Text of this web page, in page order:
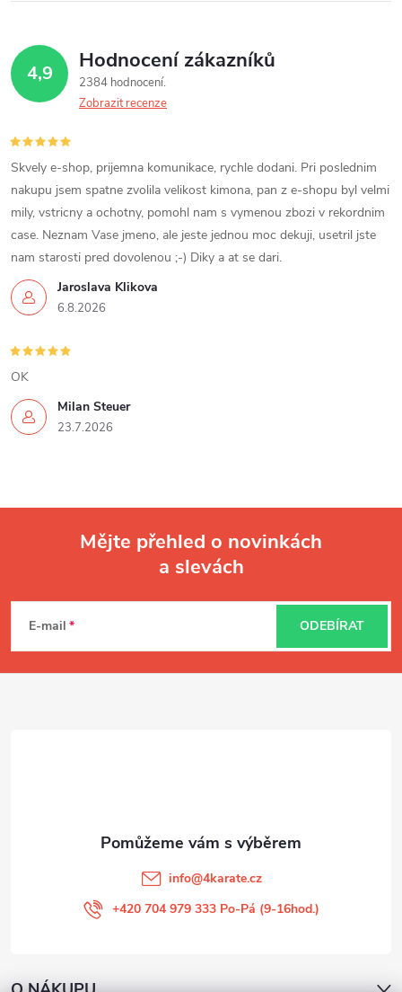
4,9 Hodnocení zákazníků
2384 hodnocení
Zobrazit recenze
Jaroslava Klikova
6.8.2026
Skvely e-shop, prijemna komunikace, rychle dodani. Pri poslednim
nakupu jsem spatne zvolila velikost kimona, pan z e-shopu byl velmi
mily, vstricny a ochotny, pomohl nam s vymenou zbozi v rekordnim
case. Neznam Vase jmeno, ale jeste jednou moc dekuji, usetril jste
nam starosti pred dovolenou ;-) Diky a at se dari.
Milan Steuer
23.7.2026
OK
p
Mějte přehled o novinkách
a slevách
E-mail ODEBÍRAT
info@4karate.cz
+420 704 979 333 Po-Pá (9-16hod.)